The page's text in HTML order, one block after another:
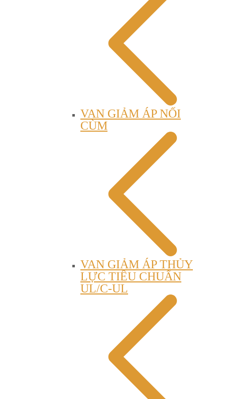
VAN GIẢM ÁP NỐI
CÙM
VAN GIẢM ÁP THỦY
LỰC TIÊU CHUẨN
UL/C-UL